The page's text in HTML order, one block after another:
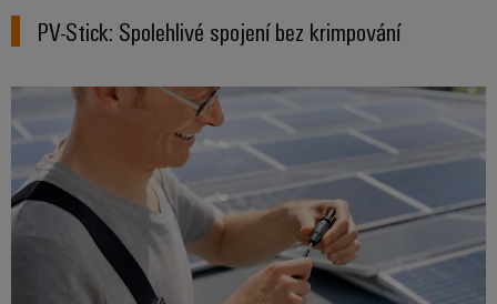
řešení
průmysl
Komplexní
spoje
pro
námořní
průmysl
automatizace
Průmyslový
internet
věcí
Průmyslová
bezpečnost
skříně
Automatizace
a software
Možnosti
objednávání
OCI
rozhraní
Rozhraní
EDI
Internetu
a
veletrhy
Globální
veletrhy
PV-Stick: Spolehlivé spojení bez krimpování